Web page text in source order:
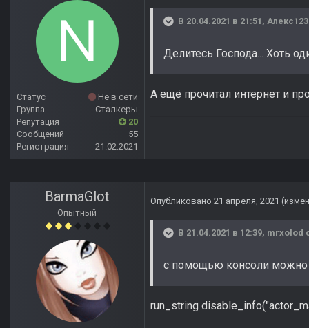
Статус
Не в сети
Группа
Сталкеры
Репутация
20
Сообщений
55
Регистрация
21.02.2021
В 20.04.2021 в 21:51,
Делитесь Господа... Хоть
А ещё прочитал интернет и
BarmaGlot
Опытный
Опубликовано 21 апреля, 2021
В 21.04.2021 в 12:39, mrxolod
с помощью консоли можно
run_string